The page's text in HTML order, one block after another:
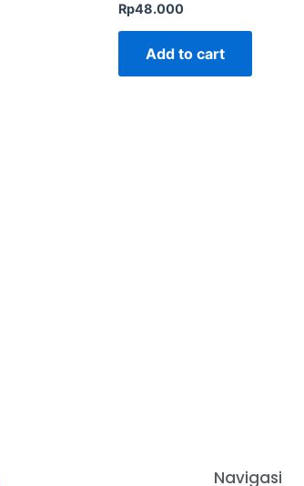
Rp48.000
Add to cart
Navigasi